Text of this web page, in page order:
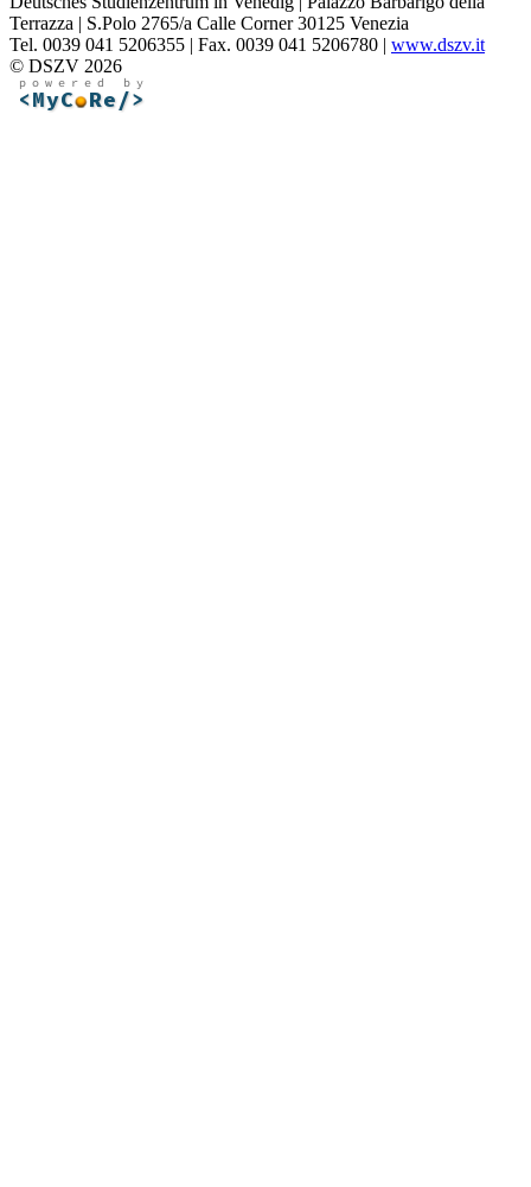
Terrazza | S.Polo 2765/a Calle Corner 30125 Venezia
Tel. 0039 041 5206355 | Fax. 0039 041 5206780 | www.dszv.it
© DSZV 2026